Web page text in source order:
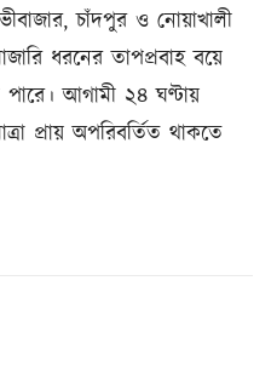
চাঁদপুর ও নোয়াখালী
ধরনের তাপপ্রবাহ বয়ে
আগামী ২৪ ঘণ্টায়
প্রায় অপরিবর্তিত থাকতে